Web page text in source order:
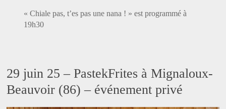
« Chiale pas, t’es pas une nana ! » est programmé à
19h30
29 juin 25 – PastekFrites à Mignaloux-
Beauvoir (86) – événement privé